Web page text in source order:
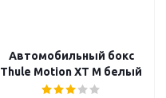
Автомобильный бокс
Thule Motion XT M белый